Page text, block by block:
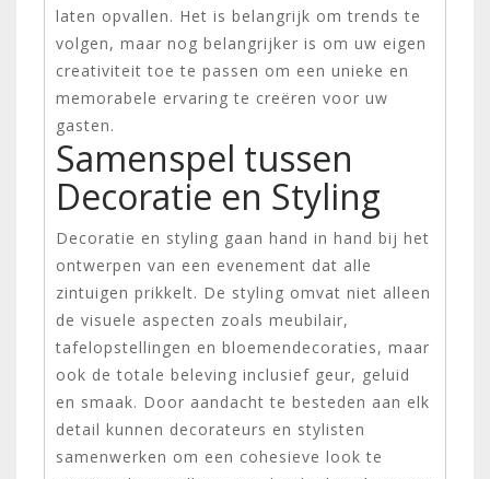
laten opvallen. Het is belangrijk om trends te
volgen, maar nog belangrijker is om uw eigen
creativiteit toe te passen om een unieke en
memorabele ervaring te creëren voor uw
gasten.
Samenspel tussen
Decoratie en Styling
Decoratie en styling gaan hand in hand bij het
ontwerpen van een evenement dat alle
zintuigen prikkelt. De styling omvat niet alleen
de visuele aspecten zoals meubilair,
tafelopstellingen en bloemendecoraties, maar
ook de totale beleving inclusief geur, geluid
en smaak. Door aandacht te besteden aan elk
detail kunnen decorateurs en stylisten
samenwerken om een cohesieve look te